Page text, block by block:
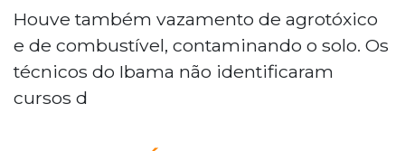
Houve também vazamento de agrotóxico
e de combustível, contaminando o solo. Os
técnicos do Ibama não identificaram
cursos d